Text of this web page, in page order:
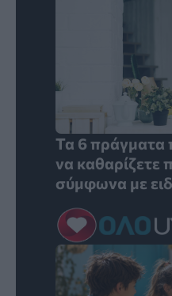
Τα 6 πράγματα
να καθαρίζετε
σύμφωνα με